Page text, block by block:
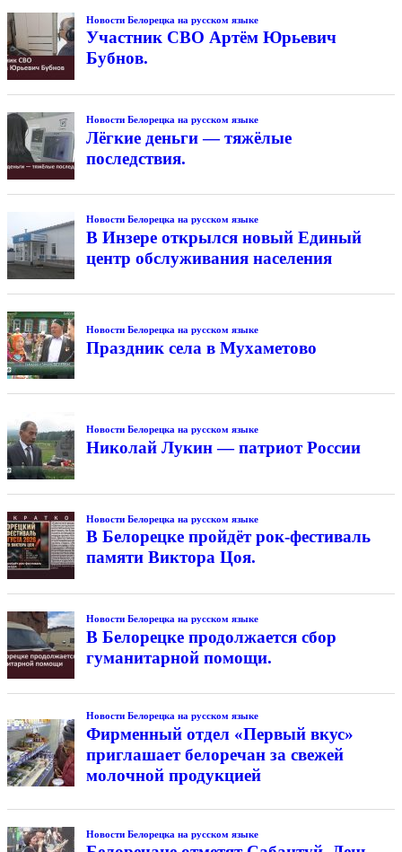
Новости Белорецка на русском языке
Участник СВО Артём Юрьевич
Бубнов.
Новости Белорецка на русском языке
Лёгкие деньги — тяжёлые
последствия.
Новости Белорецка на русском языке
В Инзере открылся новый Единый
центр обслуживания населения
Новости Белорецка на русском языке
Праздник села в Мухаметово
Новости Белорецка на русском языке
Николай Лукин — патриот России
Новости Белорецка на русском языке
В Белорецке пройдёт рок-фестиваль
памяти Виктора Цоя.
Новости Белорецка на русском языке
В Белорецке продолжается сбор
гуманитарной помощи.
Новости Белорецка на русском языке
Фирменный отдел «Первый вкус»
приглашает белоречан за свежей
молочной продукцией
Новости Белорецка на русском языке